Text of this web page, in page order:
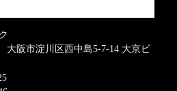
市淀川区西中島5-7-14 大京ビ